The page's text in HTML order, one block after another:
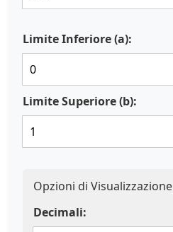
Limite Inferiore (a):
Limite Superiore (b):
Opzioni di Visualizzazione
Decimali: